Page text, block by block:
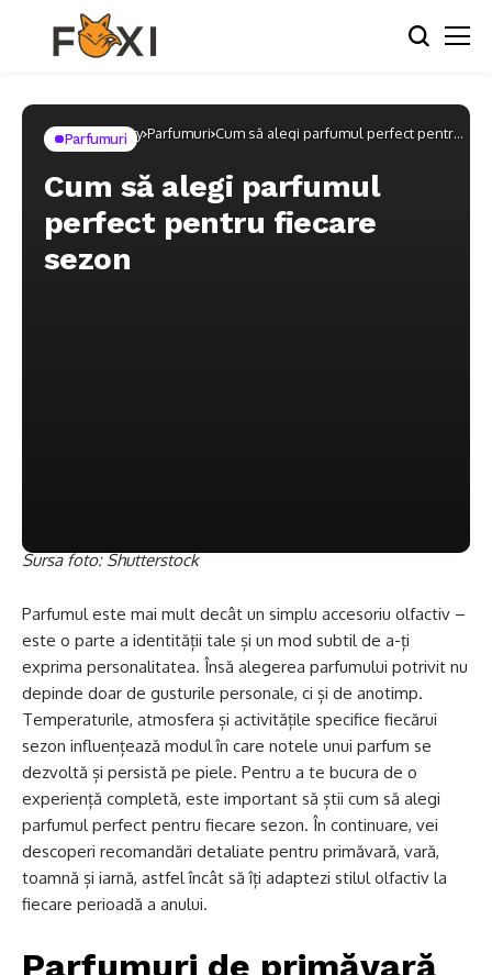
Home Beauty Parfumuri Cum să alegi parfumul perfect pentru
Parfumuri
Cum să alegi parfumul
perfect pentru fiecare
sezon
Sursa foto: Shutterstock
Parfumul este mai mult decât un simplu accesoriu olfactiv –
este o parte a identității tale și un mod subtil de a-ți
exprima personalitatea. Însă alegerea parfumului potrivit nu
depinde doar de gusturile personale, ci și de anotimp.
Temperaturile, atmosfera și activitățile specifice fiecărui
sezon influențează modul în care notele unui parfum se
dezvoltă și persistă pe piele. Pentru a te bucura de o
experiență completă, este important să știi cum să alegi
parfumul perfect pentru fiecare sezon. În continuare, vei
descoperi recomandări detaliate pentru primăvară, vară,
toamnă și iarnă, astfel încât să îți adaptezi stilul olfactiv la
fiecare perioadă a anului.
Parfumuri de primăvară